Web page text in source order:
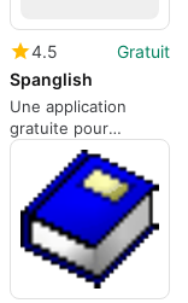
4.5
Gratuit
Spanglish
Une application
gratuite pour
Windows, par Grupo
TecaPro.